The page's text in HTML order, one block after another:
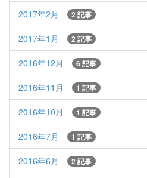
2017年2月 2 記事
2017年1月 2 記事
2016年12月 6 記事
2016年11月 1 記事
2016年10月 1 記事
2016年7月 1 記事
2016年6月 2 記事